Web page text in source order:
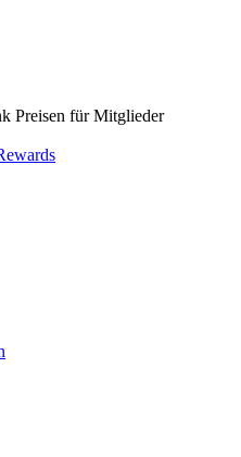
Preisen für Mitglieder